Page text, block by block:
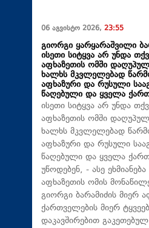
06 აგვისტო 2026, 23:55
გიორგი ყარყარაშვილი
ისეთი სიტყვა არ უნდა
აფხაზეთის ომში
ხალხს მკვლელებად
აფხაზური და რუსული
წაღებული და ყველა
ისეთი სიტყვა არ უნდა
აფხაზეთის ომში
ხალხს მკვლელებად
აფხაზური და რუსული
წაღებული და ყველა
უწოდებენ, - ასე
აფხაზეთის ომის
გიორგი ბარამიძის მიერ
ქართველების მიერ
დაკავშირებით გაკეთებულ